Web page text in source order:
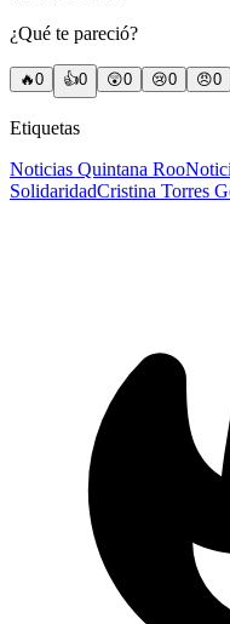
¿Qué te pareció?
🔥0 👍0 😲0 😢0 😠0
Etiquetas
Noticias Quintana Roo
SolidaridadCristina Torres